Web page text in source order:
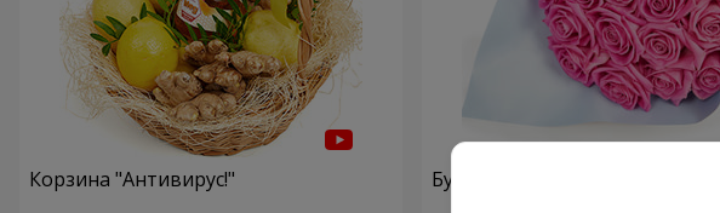
Корзина "Антивирус!" Букет "15 розовых роз"